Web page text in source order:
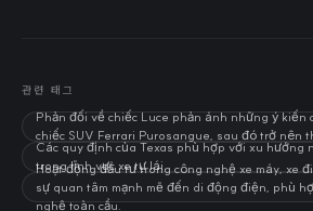
관련 태그
Phản đối về chiếc Luce phản ánh những ý kiến
chiếc SUV Ferrari Purosangue, sau đó trở nên
Các quy định của Texas phù hợp với xu hướng
trong lĩnh vực xe tự lái.
Hoạt động đầu tư trong công nghệ xe máy, xe
sự quan tâm mạnh mẽ đến di động điện, phù
nghệ toàn cầu.